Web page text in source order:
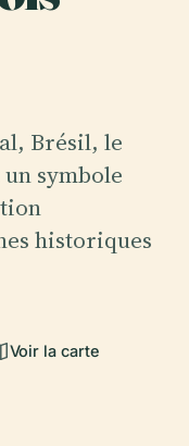
Brésil, le
symbole
historiques
Voir la carte